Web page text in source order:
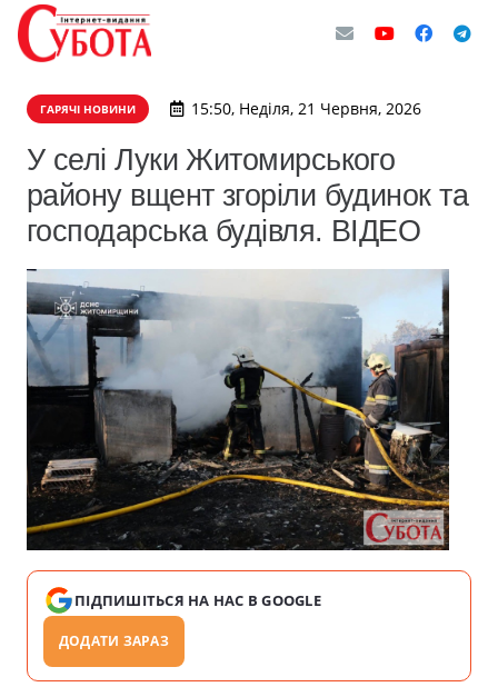
ГАРЯЧІ НОВИНИ 15:50, Неділя, 21 Червня, 2026
У селі Луки Житомирського
району вщент згоріли будинок та
господарська будівля. ВІДЕО
ПІДПИШІТЬСЯ НА НАС В GOOGLE
ДОДАТИ ЗАРАЗ